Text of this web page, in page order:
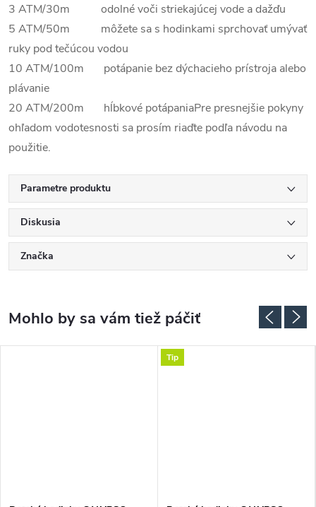
3 ATM/30m odolné voči striekajúcej vode a dažďu
5 ATM/50m môžete sa s hodinkami sprchovať umývať
ruky pod tečúcou vodou
10 ATM/100m potápanie bez dýchacieho prístroja alebo
plávanie
20 ATM/200m hĺbkové potápaniaPre presnejšie pokyny
ohľadom vodotesnosti sa prosím riaďte podľa návodu na
použitie.
Parametre produktu
Diskusia
Značka
Tip